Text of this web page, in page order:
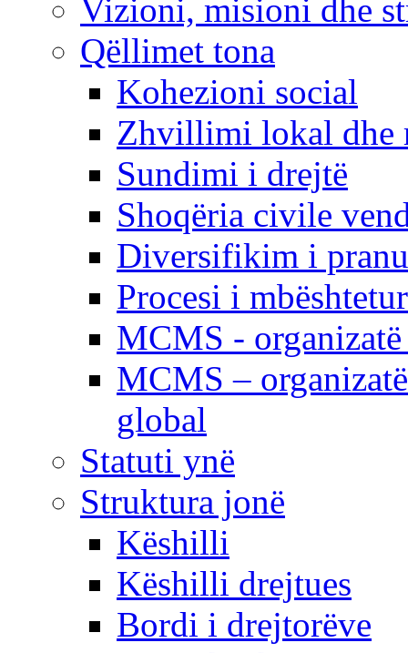
Vizioni, misioni dhe
Qëllimet tona
Kohezioni social
Zhvillimi lokal dhe
Sundimi i drejtë
Shoqëria civile
Diversifikim i
Procesi i
MCMS -
MCMS –
global
Statuti ynë
Struktura jonë
Këshilli
Këshilli drejtues
Bordi i drejtorëve